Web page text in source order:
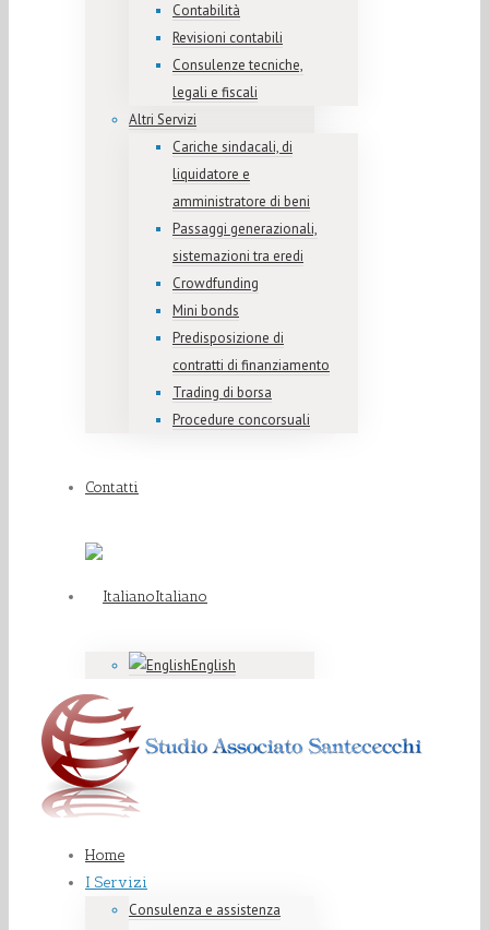
Contabilità
Revisioni contabili
Consulenze tecniche,
legali e fiscali
Altri Servizi
Cariche sindacali, di
liquidatore e
amministratore di beni
Passaggi generazionali,
sistemazioni tra eredi
Crowdfunding
Mini bonds
Predisposizione di
contratti di finanziamento
Trading di borsa
Procedure concorsuali
Contatti
Italiano
English
Home
I Servizi
Consulenza e assistenza